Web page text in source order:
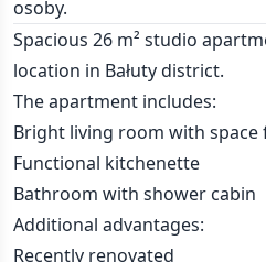
osoby.
Spacious 26 m² studio
location in Bałuty district.
The apartment includes:
Bright living room with
Functional kitchenette
Bathroom with shower cabin
Additional advantages:
Recently renovated